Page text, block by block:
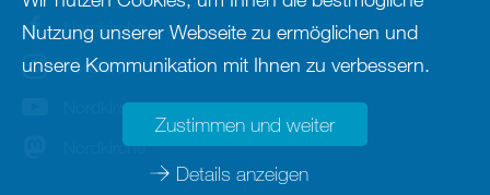
Nordkirche
nordkirche
Nordkirche
Nordkirche
Nutzung unserer Webseite zu ermöglichen und
unsere Kommunikation mit Ihnen zu verbessern.
Zustimmen und weiter
Details anzeigen